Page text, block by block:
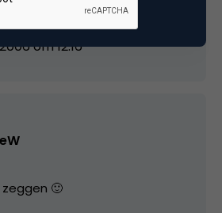
om 12:16
🙂